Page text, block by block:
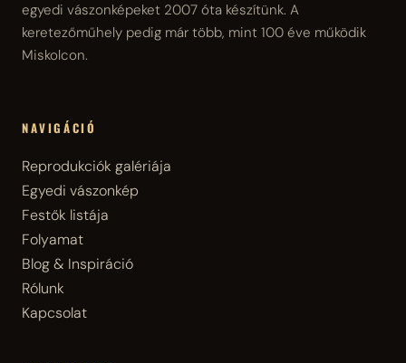
egyedi vászonképeket 2007 óta készítünk. A
keretezőműhely pedig már több, mint 100 éve működik
Miskolcon.
NAVIGÁCIÓ
Reprodukciók galériája
Egyedi vászonkép
Festők listája
Folyamat
Blog & Inspiráció
Rólunk
Kapcsolat